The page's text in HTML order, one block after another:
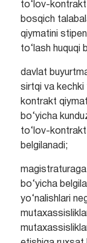
to‘lov-
bosqich
qiymatini
to‘lash huquqi
davlat
sirtqi va kechki
kontrakt
bo‘yicha
to‘lov-kontrakt
belgilanadi;
magistraturaga
bo‘yicha
yo‘nalishlari